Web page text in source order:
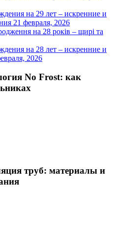
на 29 лет – искренние и
21 февраля, 2026
на 28 лет – искренние и
2026
No Frost: как
труб: материалы и